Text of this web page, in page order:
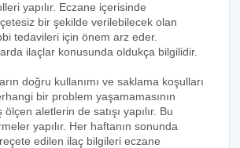
yapılır. Eczane içerisinde
bir şekilde verilebilecek olan
tedavileri için önem arz eder.
ilaçlar konusunda oldukça bilgilidir.
doğru kullanımı ve saklama koşulları
bir problem yaşamamasının
aletlerin de satışı yapılır. Bu
yapılır. Her haftanın sonunda
edilen ilaç bilgileri eczane